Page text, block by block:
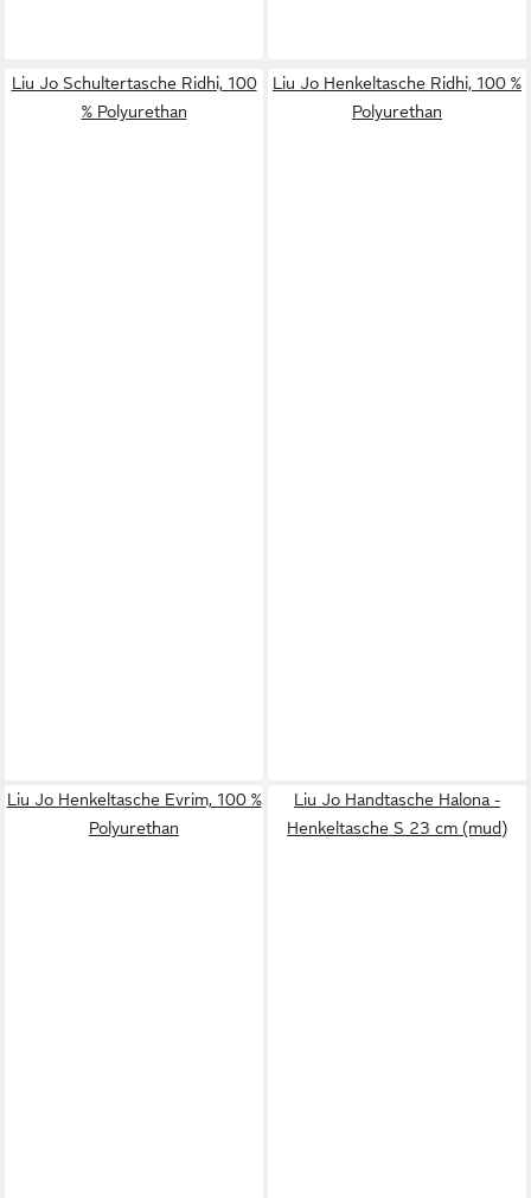
Liu Jo Schultertasche Ridhi, 100
% Polyurethan
Liu Jo Henkeltasche Ridhi, 100 %
Polyurethan
Liu Jo Henkeltasche Evrim, 100 %
Polyurethan
Liu Jo Handtasche Halona -
Henkeltasche S 23 cm (mud)